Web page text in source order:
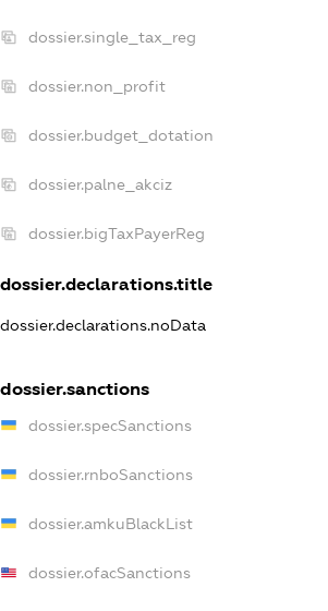
dossier.single_tax_reg
dossier.non_profit
dossier.budget_dotation
dossier.palne_akciz
dossier.bigTaxPayerReg
dossier.declarations.title
dossier.declarations.noData
dossier.sanctions
dossier.specSanctions
dossier.rnboSanctions
dossier.amkuBlackList
dossier.ofacSanctions